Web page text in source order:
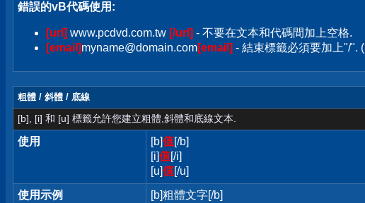
錯誤的vB代碼使用:
[url] www.pcdvd.com.tw [/url] - 不要在文本和代碼間加上空格.
[email]myname@domain.com[email] - 結束標籤必須要加上"/". (
粗體 / 斜體 / 底線
[b], [i] 和 [u] 標籤允許您建立粗體,斜體和底線文本.
使用 [b]值[/b]
[i]值[/i]
[u]值[/u]
使用示例
[b]粗體文字[/b]